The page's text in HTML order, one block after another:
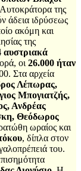
της
άδεια ιδρύσεως
ακόμη και
της
αυστριακά
οι 26.000 ήταν
Στα αρχεία
Λέπωρας,
Μπογιατζής,
Ανδρέας
Θεόδωρος
ωραίος και
, δίπλα στον
του.